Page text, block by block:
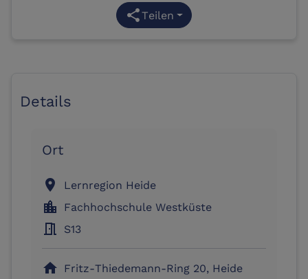
shareTeilen
Details
Ort
location_on Lernregion Heide
location_city Fachhochschule Westküste
meeting_room S13
home Fritz-Thiedemann-Ring 20, Heide